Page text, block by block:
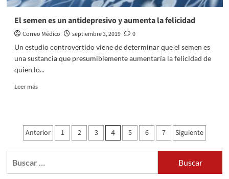
tabaquismo
El semen es un antidepresivo y aumenta la felicidad
Correo Médico septiembre 3, 2019
0
Un estudio controvertido viene de determinar que el semen es
una sustancia que presumiblemente aumentaría la felicidad de
quien lo...
Leer másLeer
semen
es
antidepresivo
y
aumenta
Paginación
de
entradas
Anterior 1 2 3 4 5 6 7 Siguiente